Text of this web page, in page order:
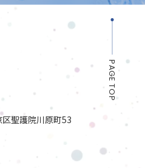
聖護院川原町53
PAGE TOP